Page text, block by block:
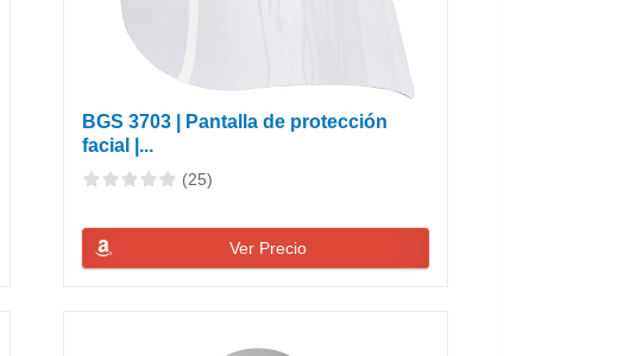
BGS 3703 | Pantalla de protección
facial |...
(25)
Ver Precio